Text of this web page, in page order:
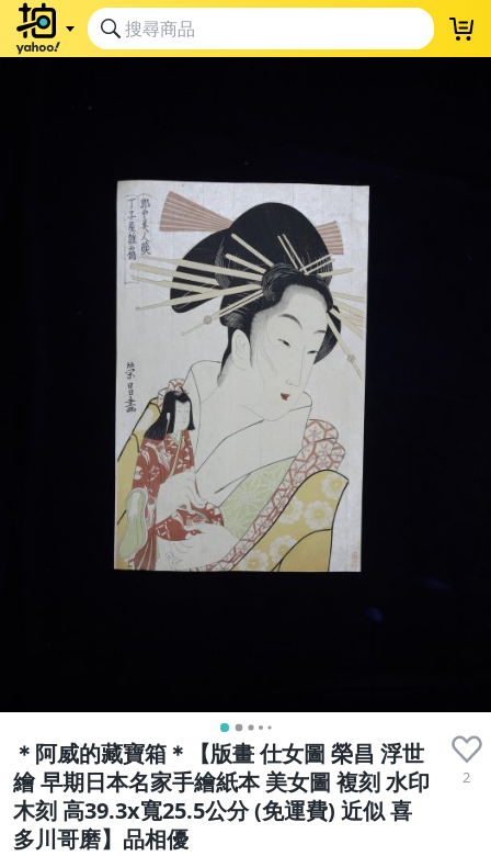
＊阿威的藏寶箱＊【版畫 仕女圖 榮昌 浮世
繪 早期日本名家手繪紙本 美女圖 複刻 水印
木刻 高39.3x寬25.5公分 (免運費) 近似 喜
多川哥磨】品相優
2